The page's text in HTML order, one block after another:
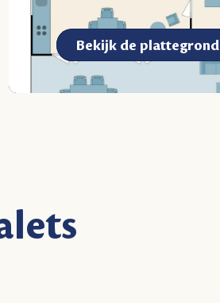
Bekijk de plattegrond